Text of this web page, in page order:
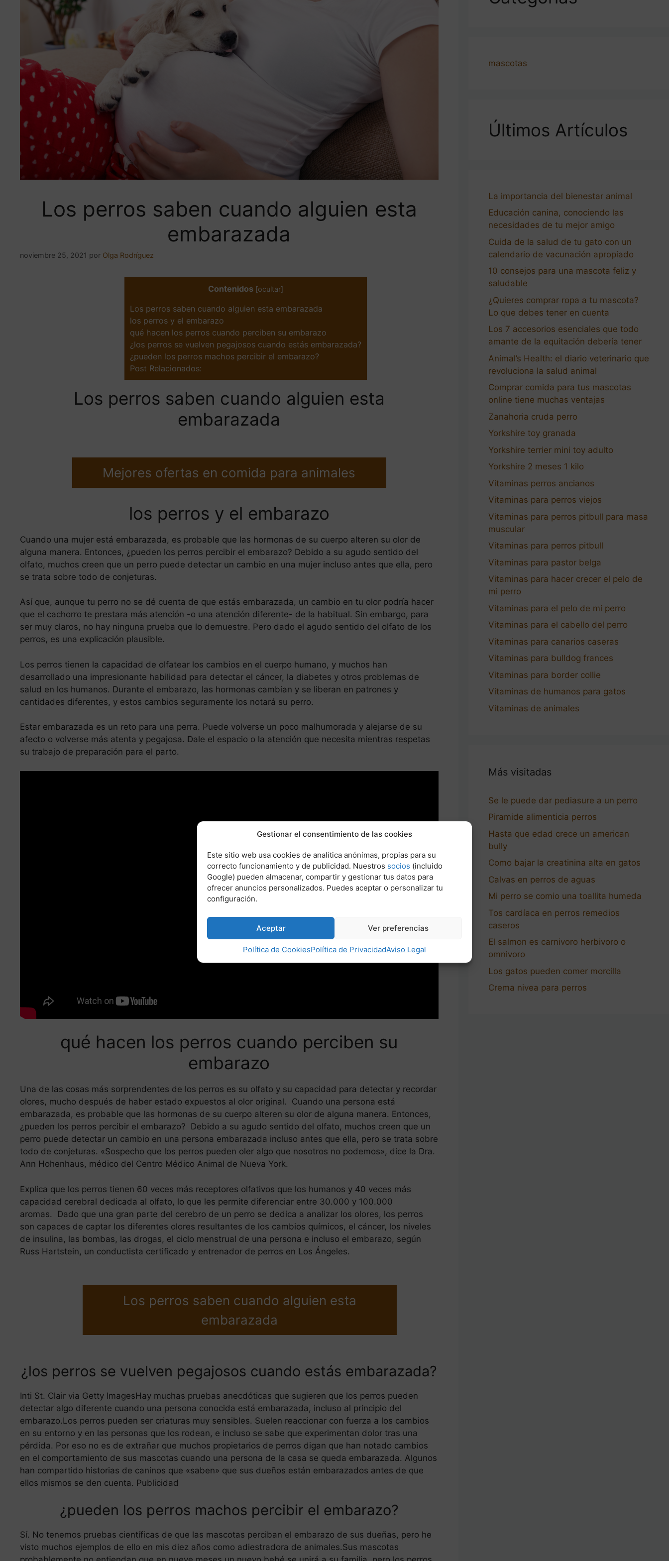
Gestionar el consentimiento de las cookies
Este sitio web usa cookies de analítica anónimas, propias para su
correcto funcionamiento y de publicidad. Nuestros socios (incluido
Google) pueden almacenar, compartir y gestionar tus datos para
ofrecer anuncios personalizados. Puedes aceptar o personalizar tu
configuración.
Aceptar Ver preferencias
Política de CookiesPolítica de PrivacidadAviso Legal
Los perros saben cuando alguien esta
embarazada
noviembre 25, 2021 por Olga Rodríguez
Contenidos [ocultar]
Los perros saben cuando alguien esta embarazada
los perros y el embarazo
qué hacen los perros cuando perciben su embarazo
¿los perros se vuelven pegajosos cuando estás embarazada?
¿pueden los perros machos percibir el embarazo?
Post Relacionados:
Los perros saben cuando alguien esta
embarazada
Mejores ofertas en comida para animales
los perros y el embarazo
Cuando una mujer está embarazada, es probable que las hormonas de su cuerpo alteren su olor de
alguna manera. Entonces, ¿pueden los perros percibir el embarazo? Debido a su agudo sentido del
olfato, muchos creen que un perro puede detectar un cambio en una mujer incluso antes que ella, pero
se trata sobre todo de conjeturas.
Así que, aunque tu perro no se dé cuenta de que estás embarazada, un cambio en tu olor podría hacer
que el cachorro te prestara más atención -o una atención diferente- de la habitual. Sin embargo, para
ser muy claros, no hay ninguna prueba que lo demuestre. Pero dado el agudo sentido del olfato de los
perros, es una explicación plausible.
Los perros tienen la capacidad de olfatear los cambios en el cuerpo humano, y muchos han
desarrollado una impresionante habilidad para detectar el cáncer, la diabetes y otros problemas de
salud en los humanos. Durante el embarazo, las hormonas cambian y se liberan en patrones y
cantidades diferentes, y estos cambios seguramente los notará su perro.
Estar embarazada es un reto para una perra. Puede volverse un poco malhumorada y alejarse de su
afecto o volverse más atenta y pegajosa. Dale el espacio o la atención que necesita mientras respetas
su trabajo de preparación para el parto.
qué hacen los perros cuando perciben su
embarazo
Una de las cosas más sorprendentes de los perros es su olfato y su capacidad para detectar y recordar
olores, mucho después de haber estado expuestos al olor original. Cuando una persona está
embarazada, es probable que las hormonas de su cuerpo alteren su olor de alguna manera. Entonces,
¿pueden los perros percibir el embarazo? Debido a su agudo sentido del olfato, muchos creen que un
perro puede detectar un cambio en una persona embarazada incluso antes que ella, pero se trata sobre
todo de conjeturas. «Sospecho que los perros pueden oler algo que nosotros no podemos», dice la Dra.
Ann Hohenhaus, médico del Centro Médico Animal de Nueva York.
Explica que los perros tienen 60 veces más receptores olfativos que los humanos y 40 veces más
capacidad cerebral dedicada al olfato, lo que les permite diferenciar entre 30.000 y 100.000
aromas. Dado que una gran parte del cerebro de un perro se dedica a analizar los olores, los perros
son capaces de captar los diferentes olores resultantes de los cambios químicos, el cáncer, los niveles
de insulina, las bombas, las drogas, el ciclo menstrual de una persona e incluso el embarazo, según
Russ Hartstein, un conductista certificado y entrenador de perros en Los Ángeles.
Los perros saben cuando alguien esta
embarazada
¿los perros se vuelven pegajosos cuando estás embarazada?
Inti St. Clair via Getty ImagesHay muchas pruebas anecdóticas que sugieren que los perros pueden
detectar algo diferente cuando una persona conocida está embarazada, incluso al principio del
embarazo.Los perros pueden ser criaturas muy sensibles. Suelen reaccionar con fuerza a los cambios
en su entorno y en las personas que los rodean, e incluso se sabe que experimentan dolor tras una
pérdida. Por eso no es de extrañar que muchos propietarios de perros digan que han notado cambios
en el comportamiento de sus mascotas cuando una persona de la casa se queda embarazada. Algunos
han compartido historias de caninos que «saben» que sus dueños están embarazados antes de que
ellos mismos se den cuenta. Publicidad
¿pueden los perros machos percibir el embarazo?
Sí. No tenemos pruebas científicas de que las mascotas perciban el embarazo de sus dueñas, pero he
visto muchos ejemplos de ello en mis diez años como adiestradora de animales.Sus mascotas
mascotas
Últimos Artículos
La importancia del bienestar animal
Educación canina, conociendo las
necesidades de tu mejor amigo
Cuida de la salud de tu gato con un
calendario de vacunación apropiado
10 consejos para una mascota feliz y
saludable
¿Quieres comprar ropa a tu mascota?
Lo que debes tener en cuenta
Los 7 accesorios esenciales que todo
amante de la equitación debería tener
Animal’s Health: el diario veterinario que
revoluciona la salud animal
Comprar comida para tus mascotas
online tiene muchas ventajas
Zanahoria cruda perro
Yorkshire toy granada
Yorkshire terrier mini toy adulto
Yorkshire 2 meses 1 kilo
Vitaminas perros ancianos
Vitaminas para perros viejos
Vitaminas para perros pitbull para masa
muscular
Vitaminas para perros pitbull
Vitaminas para pastor belga
Vitaminas para hacer crecer el pelo de
mi perro
Vitaminas para el pelo de mi perro
Vitaminas para el cabello del perro
Vitaminas para canarios caseras
Vitaminas para bulldog frances
Vitaminas para border collie
Vitaminas de humanos para gatos
Vitaminas de animales
Más visitadas
Se le puede dar pediasure a un perro
Piramide alimenticia perros
Hasta que edad crece un american
bully
Como bajar la creatinina alta en gatos
Calvas en perros de aguas
Mi perro se comio una toallita humeda
Tos cardíaca en perros remedios
caseros
El salmon es carnivoro herbivoro o
omnivoro
Los gatos pueden comer morcilla
Crema nivea para perros